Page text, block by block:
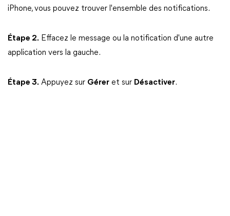
iPhone, vous pouvez trouver l'ensemble des notifications.
Étape 2. Effacez le message ou la notification d'une autre
application vers la gauche.
Étape 3. Appuyez sur Gérer et sur Désactiver.